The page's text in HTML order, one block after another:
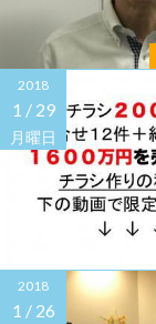
2018
1 / 29
月曜日
2018
1 / 26